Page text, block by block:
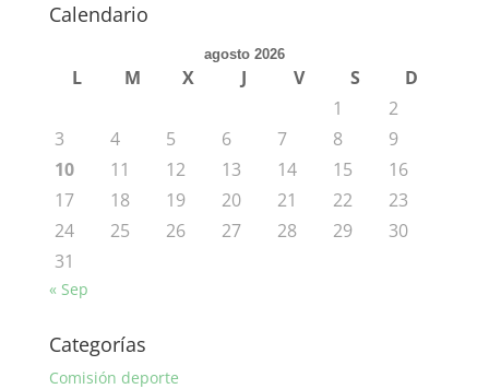
Calendario
agosto 2026
L M X J V S
D
1
2
3
4 5 6 7 8
9
10
11 12 13 14 15
16
17
18 19 20 21 22
23
24
25 26 27 28 29
30
31
« Sep
Categorías
Comisión deporte